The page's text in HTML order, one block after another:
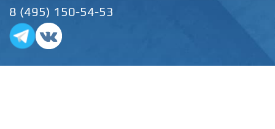
8 (495) 150-54-53